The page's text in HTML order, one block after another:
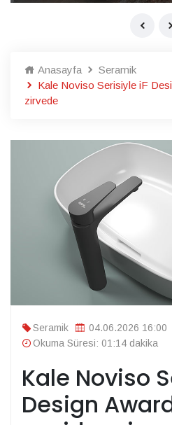
Anasayfa
Seramik
Kale Noviso Serisiyle iF
zirvede
Seramik
04.06.2026 16:00
Okuma Süresi: 01:14 dakika
Kale Noviso
Design